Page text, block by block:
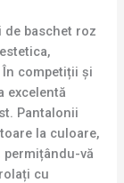
baschet roz
competiții și
excelentă
Pantalonii
la culoare,
vă
cu